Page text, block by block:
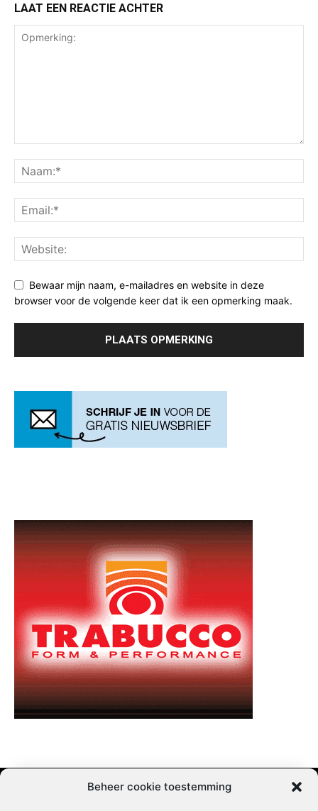
Beheer cookie toestemming
LAAT EEN REACTIE ACHTER
Bewaar mijn naam, e-mailadres en website in deze
browser voor de volgende keer dat ik een opmerking maak.